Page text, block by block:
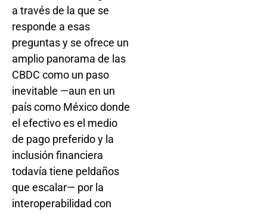
a través de la que se
responde a esas
preguntas y se ofrece un
amplio panorama de las
CBDC como un paso
inevitable —aun en un
país como México donde
el efectivo es el medio
de pago preferido y la
inclusión financiera
todavía tiene peldaños
que escalar— por la
interoperabilidad con